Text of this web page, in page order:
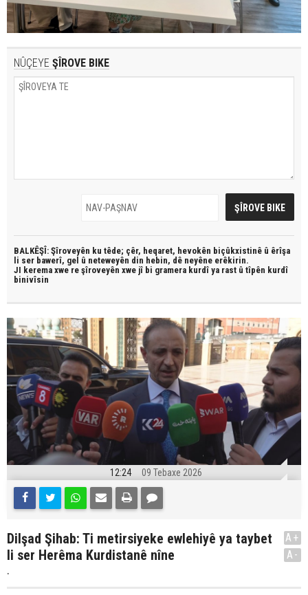
NÛÇEYE ŞÎROVE BIKE
BALKÊŞÎ: Şîroveyên ku têde; çêr, heqaret, hevokên biçûkxistinê û êrîşa
li ser bawerî, gel û neteweyên din hebin, dê neyêne erêkirin.
JI kerema xwe re şîroveyên xwe jî bi gramera kurdî ya rast û tîpên kurdî
binivîsin
12:24 09 Tebaxe 2026
Dilşad Şihab: Ti metirsiyeke ewlehiyê ya taybet
li ser Herêma Kurdistanê nîne
.
A+
A-